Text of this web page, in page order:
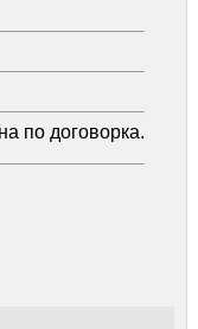
по договорка.